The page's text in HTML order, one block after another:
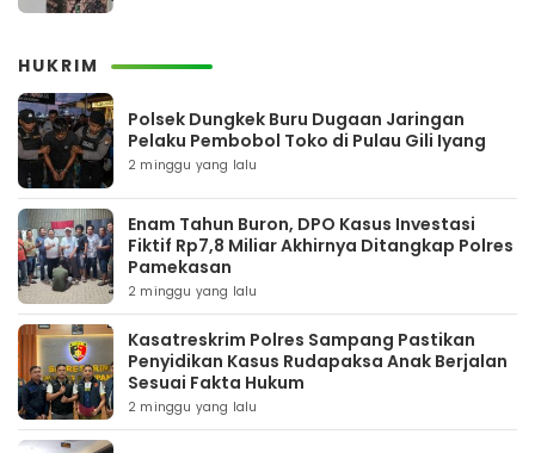
HUKRIM
Polsek Dungkek Buru Dugaan Jaringan
Pelaku Pembobol Toko di Pulau Gili Iyang
2 minggu yang lalu
Enam Tahun Buron, DPO Kasus Investasi
Fiktif Rp7,8 Miliar Akhirnya Ditangkap Polres
Pamekasan
2 minggu yang lalu
Kasatreskrim Polres Sampang Pastikan
Penyidikan Kasus Rudapaksa Anak Berjalan
Sesuai Fakta Hukum
2 minggu yang lalu